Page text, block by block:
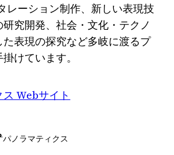
レーション制作、新しい表現技
究開発、社会・文化・テクノ
た表現の探究など多岐に渡るプ
けています。
Webサイト
パノラマティクス